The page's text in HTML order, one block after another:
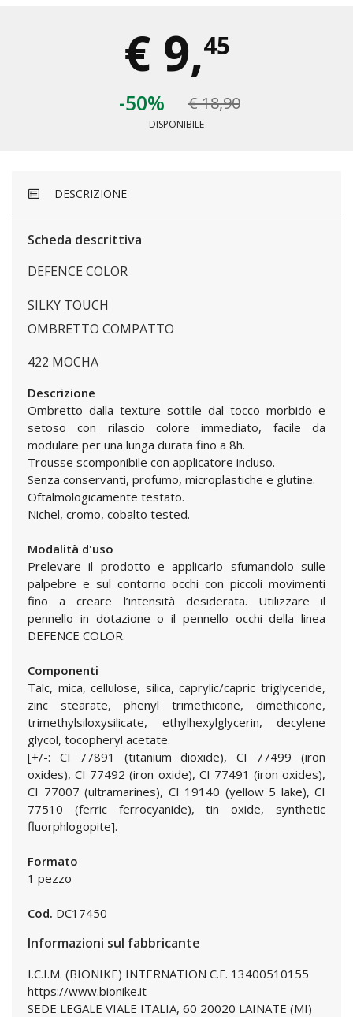
€ 9,45
-50% € 18,90
DISPONIBILE
DESCRIZIONE
Scheda descrittiva
DEFENCE COLOR
SILKY TOUCH
OMBRETTO COMPATTO
422 MOCHA
Descrizione
Ombretto dalla texture sottile dal tocco morbido e
setoso con rilascio colore immediato, facile da
modulare per una lunga durata fino a 8h.
Trousse scomponibile con applicatore incluso.
Senza conservanti, profumo, microplastiche e glutine.
Oftalmologicamente testato.
Nichel, cromo, cobalto tested.
Modalità d'uso
Prelevare il prodotto e applicarlo sfumandolo sulle
palpebre e sul contorno occhi con piccoli movimenti
fino a creare l’intensità desiderata. Utilizzare il
pennello in dotazione o il pennello occhi della linea
DEFENCE COLOR.
Componenti
Talc, mica, cellulose, silica, caprylic/capric triglyceride,
zinc stearate, phenyl trimethicone, dimethicone,
trimethylsiloxysilicate, ethylhexylglycerin, decylene
glycol, tocopheryl acetate.
[+/-: CI 77891 (titanium dioxide), CI 77499 (iron
oxides), CI 77492 (iron oxide), CI 77491 (iron oxides),
CI 77007 (ultramarines), CI 19140 (yellow 5 lake), CI
77510 (ferric ferrocyanide), tin oxide, synthetic
fluorphlogopite].
Formato
1 pezzo
Cod. DC17450
Informazioni sul fabbricante
I.C.I.M. (BIONIKE) INTERNATION C.F. 13400510155
https://www.bionike.it
SEDE LEGALE VIALE ITALIA, 60 20020 LAINATE (MI)